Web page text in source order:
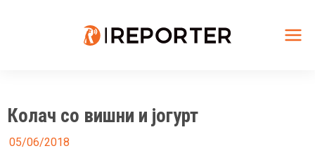
Колач со вишни и јогурт
05/06/2018